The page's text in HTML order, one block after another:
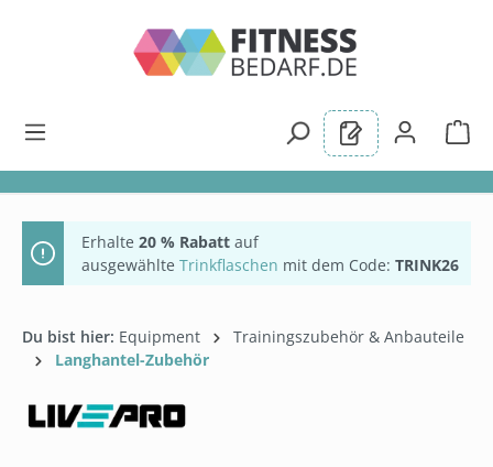
Erhalte 20 % Rabatt auf
ausgewählte Trinkflaschen mit dem Code: TRINK26
Du bist hier: Equipment
Trainingszubehör & Anbauteile
Langhantel-Zubehör